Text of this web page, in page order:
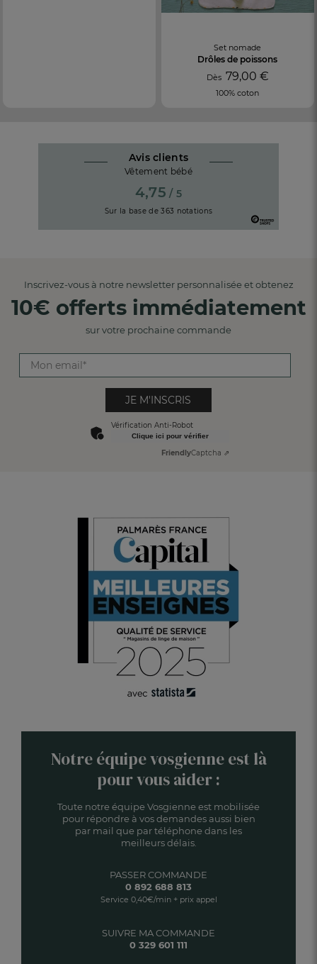
Set nomade
Drôles de poissons
Dès 79,00 €
100% coton
Avis clients
Vêtement bébé
4,75 / 5
Sur la base de363 notations
Inscrivez-vous à notre newsletter personnalisée et obtenez
10€ offerts immédiatement
sur votre prochaine commande
JE M'INSCRIS
Vérification Anti-Robot
Clique ici pour vérifier
FriendlyCaptcha ⇗
Notre équipe vosgienne est là
pour vous aider :
Toute notre équipe Vosgienne est mobilisée
pour répondre à vos demandes aussi bien
par mail que par téléphone dans les
meilleurs délais.
SUIVRE MA COMMANDE
0 329 601 111
PASSER COMMANDE
0 892 688 813
Service 0,40€/min + prix appel